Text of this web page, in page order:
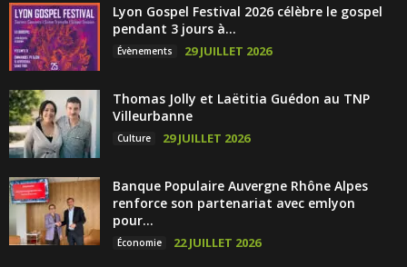
Lyon Gospel Festival 2026 célèbre le gospel
pendant 3 jours à...
Évènements 29 JUILLET 2026
Thomas Jolly et Laëtitia Guédon au TNP
Villeurbanne
Culture 29 JUILLET 2026
Banque Populaire Auvergne Rhône Alpes
renforce son partenariat avec emlyon
pour...
Économie 22 JUILLET 2026